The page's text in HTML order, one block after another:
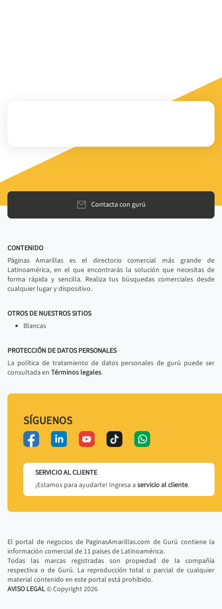
Contacta con gurú
CONTENIDO
Páginas Amarillas es el directorio comercial más grande de
Latinoamérica, en el que encontrarás la solución que necesitas de
forma rápida y sencilla. Realiza tus búsquedas comerciales desde
cualquier lugar y dispositivo.
OTROS DE NUESTROS SITIOS
Blancas
PROTECCIÓN DE DATOS PERSONALES
La política de tratamiento de datos personales de gurú puede ser
consultada en Términos legales.
SÍGUENOS
SERVICIO AL CLIENTE
¡Estamos para ayudarte! Ingresa a servicio al cliente.
El portal de negocios de PaginasAmarillas.com de Gurú contiene la
información comercial de 11 países de Latinoamérica.
Todas las marcas registradas son propiedad de la compañía
respectiva o de Gurú. La reproducción total o parcial de cualquier
material contenido en este portal está prohibido.
AVISO LEGAL© Copyright2026